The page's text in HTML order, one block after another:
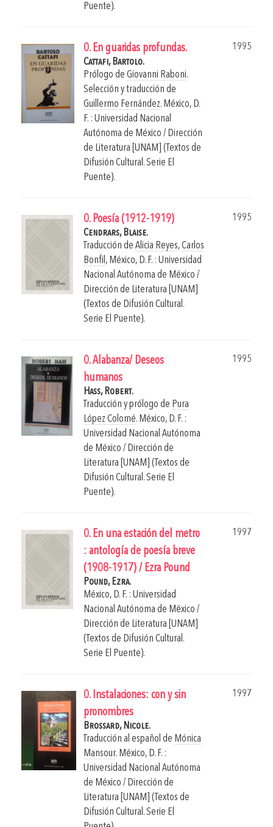
Puente).
0. En guaridas profundas.
1995
Cattafi, Bartolo.
Prólogo de Giovanni Raboni.
Selección y traducción de
Guillermo Fernández. México, D.
F. : Universidad Nacional
Autónoma de México / Dirección
de Literatura [UNAM] (Textos de
Difusión Cultural. Serie El
Puente).
0. Poesía (1912-1919)
1995
Cendrars, Blaise.
Traducción de Alicia Reyes,Carlos
Bonfil , México, D. F. : Universidad
Nacional Autónoma de México /
Dirección de Literatura [UNAM]
(Textos de Difusión Cultural.
Serie El Puente).
0. Alabanza/ Deseos
humanos
1995
Hass, Robert.
Traducción y prólogo de Pura
López Colomé. México, D. F. :
Universidad Nacional Autónoma
de México / Dirección de
Literatura [UNAM] (Textos de
Difusión Cultural. Serie El
Puente).
0. En una estación del metro
: antología de poesía breve
(1908-1917) / Ezra Pound
1997
Pound, Ezra.
México, D. F. : Universidad
Nacional Autónoma de México /
Dirección de Literatura [UNAM]
(Textos de Difusión Cultural.
Serie El Puente).
0. Instalaciones: con y sin
pronombres
1997
Brossard, Nicole.
Traducción al español de Mónica
Mansour. México, D. F. :
Universidad Nacional Autónoma
de México / Dirección de
Literatura [UNAM] (Textos de
Difusión Cultural. Serie El